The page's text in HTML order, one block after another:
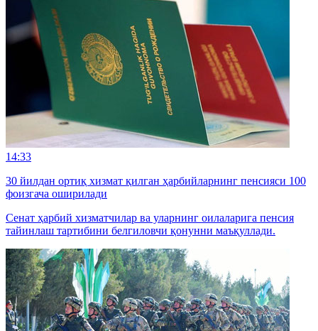
14:33
30 йилдан ортиқ хизмат қилган ҳарбийларнинг пенсияси 100
фоизгача оширилади
Сенат ҳарбий хизматчилар ва уларнинг оилаларига пенсия
тайинлаш тартибини белгиловчи қонунни маъқуллади.